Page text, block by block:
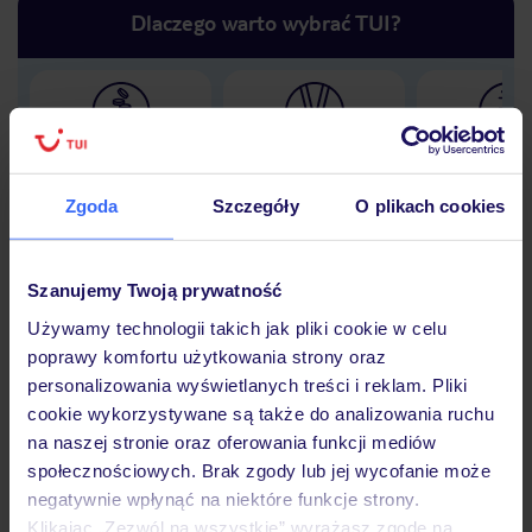
Zgoda Szczegóły O plikach cookies
Szanujemy Twoją prywatność
Używamy technologii takich jak pliki cookie w celu
poprawy komfortu użytkowania strony oraz
personalizowania wyświetlanych treści i reklam. Pliki
cookie wykorzystywane są także do analizowania ruchu
na naszej stronie oraz oferowania funkcji mediów
społecznościowych. Brak zgody lub jej wycofanie może
negatywnie wpłynąć na niektóre funkcje strony.
Klikając „Zezwól na wszystkie” wyrażasz zgodę na
Dlaczego warto wybrać TUI?
Lider niskich cen
podróży w Polsce
30 lat w
Hotel
Opinie
Pokoje